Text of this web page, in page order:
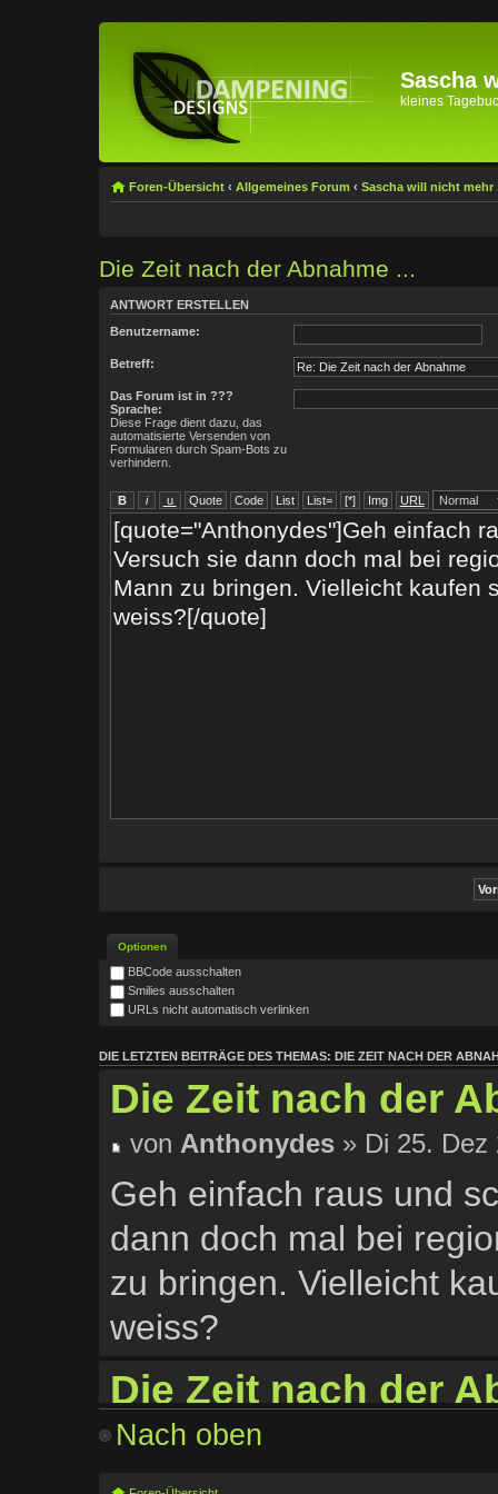
Sascha
kleines
Foren-Übersicht ‹ Allgemeines Forum ‹ Sascha will nicht mehr
Die Zeit nach der Abnahme ...
ANTWORT ERSTELLEN
Benutzername:
Betreff:
Das Forum ist in ???
Sprache:
Diese Frage dient dazu, das
automatisierte Versenden von
Formularen durch Spam-Bots zu
verhindern.
Optionen
BBCode ausschalten
Smilies ausschalten
URLs nicht automatisch verlinken
DIE LETZTEN BEITRÄGE DES THEMAS: DIE ZEIT NACH DER
Die Zeit nach der
von Anthonydes» Di 25. Dez
Geh einfach raus und
dann doch mal bei
zu bringen. Vielleicht
weiss?
Die Zeit nach der
vonSascha
Ich hab mir die letzten
Nach oben